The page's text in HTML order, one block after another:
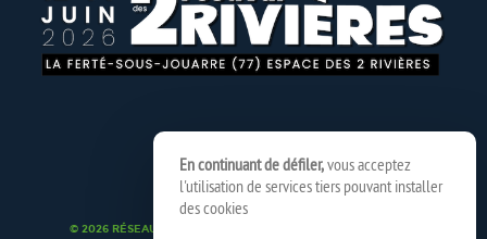
© 2026 RÉSEAU SPEDIDAM
En continuant de défiler,vous acceptez
l'utilisation de services tiers pouvant installer
des cookies